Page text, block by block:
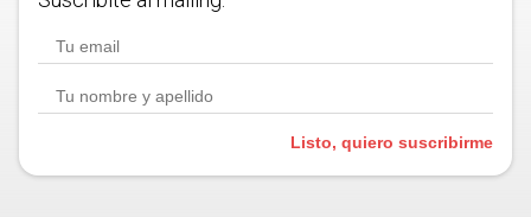
Listo, quiero suscribirme